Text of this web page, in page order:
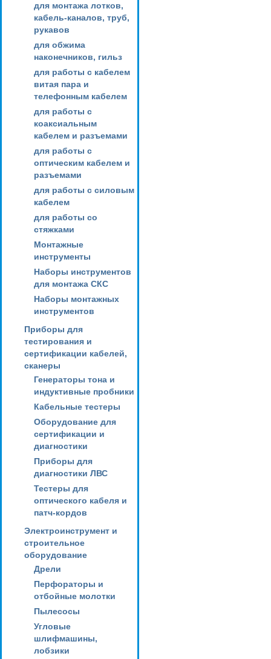
для монтажа лотков,
кабель-каналов, труб,
рукавов
для обжима
наконечников, гильз
для работы с кабелем
витая пара и
телефонным кабелем
для работы с
коаксиальным
кабелем и разъемами
для работы с
оптическим кабелем и
разъемами
для работы с силовым
кабелем
для работы со
стяжками
Монтажные
инструменты
Наборы инструментов
для монтажа СКС
Наборы монтажных
инструментов
Приборы для
тестирования и
сертификации кабелей,
сканеры
Генераторы тона и
индуктивные пробники
Кабельные тестеры
Оборудование для
сертификации и
диагностики
Приборы для
диагностики ЛВС
Тестеры для
оптического кабеля и
патч-кордов
Электроинструмент и
строительное
оборудование
Дрели
Перфораторы и
отбойные молотки
Пылесосы
Угловые
шлифмашины,
лобзики